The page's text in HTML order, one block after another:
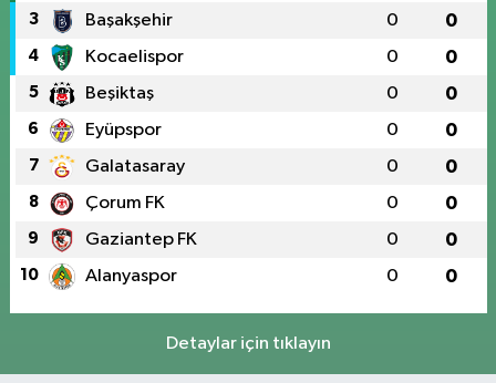
3 Başakşehir 0 0
4 Kocaelispor 0 0
5 Beşiktaş 0 0
6 Eyüpspor 0 0
7 Galatasaray 0 0
8 Çorum FK 0 0
9 Gaziantep FK 0 0
10 Alanyaspor 0 0
Detaylar için tıklayın